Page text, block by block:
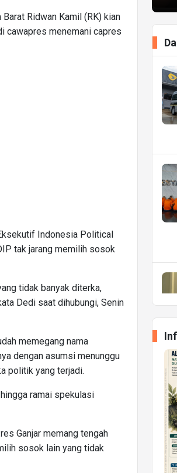
Ridwan Kamil (RK) kian
cawapres menemani capres
Indonesia Political
tak jarang memilih sosok
tidak banyak diterka,
Dedi saat dihubungi, Senin
memegang nama
dengan asumsi menunggu
politik yang terjadi.
ramai spekulasi
Ganjar memang tengah
sosok lain yang tidak